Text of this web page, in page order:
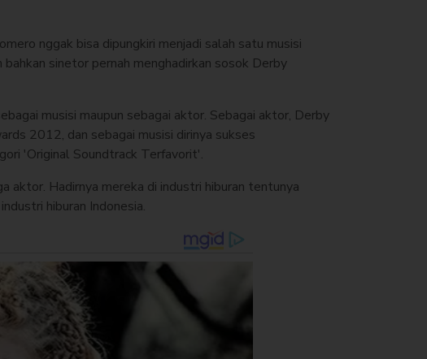
nggak bisa dipungkiri menjadi salah satu musisi
sinetor pernah menghadirkan sosok Derby
musisi maupun sebagai aktor. Sebagai aktor, Derby
2012, dan sebagai musisi dirinya sukses
'Original Soundtrack Terfavorit'.
aktor. Hadirnya mereka di industri hiburan tentunya
hiburan Indonesia.